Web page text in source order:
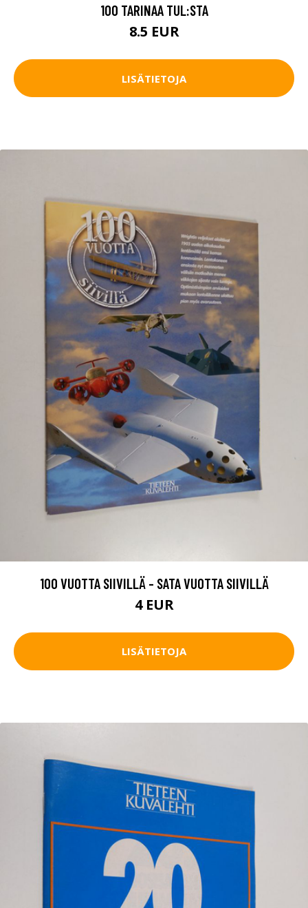
100 TARINAA TUL:STA
8.5 EUR
LISÄTIETOJA
100 VUOTTA SIIVILLÄ - SATA VUOTTA SIIVILLÄ
4 EUR
LISÄTIETOJA